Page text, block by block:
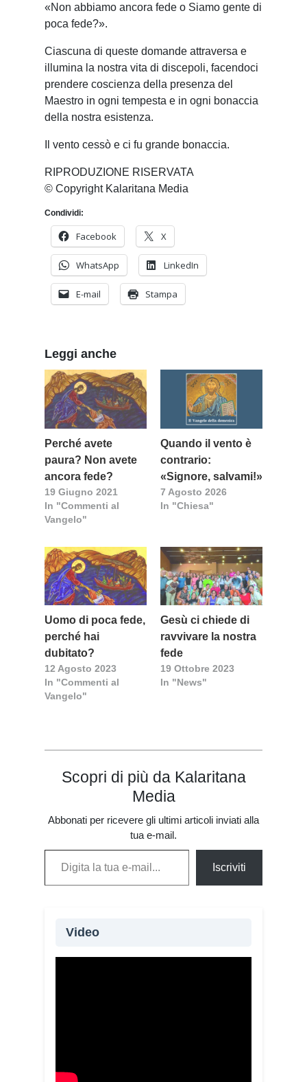
«Non abbiamo ancora fede o Siamo gente di
poca fede?».
Ciascuna di queste domande attraversa e
illumina la nostra vita di discepoli, facendoci
prendere coscienza della presenza del
Maestro in ogni tempesta e in ogni bonaccia
della nostra esistenza.
Il vento cessò e ci fu grande bonaccia.
RIPRODUZIONE RISERVATA
© Copyright Kalaritana Media
Condividi:
Facebook X
WhatsApp LinkedIn
E-mail Stampa
Leggi anche
Perché avete
paura? Non avete
ancora fede?
19 Giugno 2021
In "Commenti al
Vangelo"
Quando il vento è
contrario:
«Signore, salvami!»
7 Agosto 2026
In "Chiesa"
Uomo di poca fede,
perché hai
dubitato?
12 Agosto 2023
In "Commenti al
Vangelo"
Gesù ci chiede di
ravvivare la nostra
fede
19 Ottobre 2023
In "News"
Scopri di più da Kalaritana
Media
Abbonati per ricevere gli ultimi articoli inviati alla
tua e-mail.
Digita la tua e-mail...
Iscriviti
Video